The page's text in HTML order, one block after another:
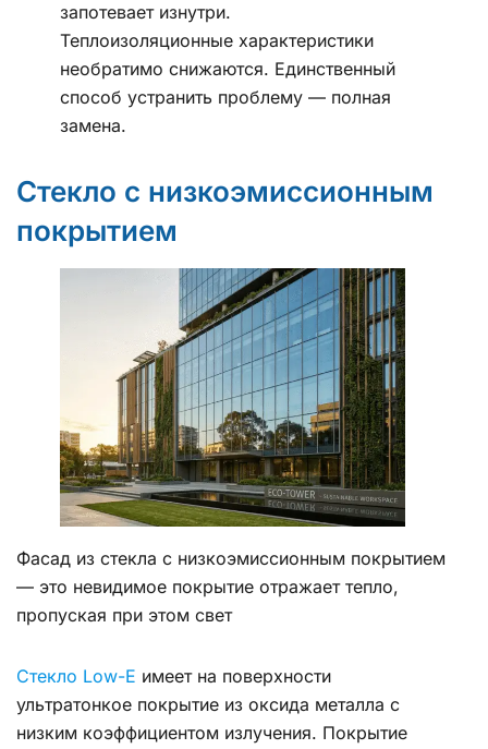
запотевает изнутри.
Теплоизоляционные характеристики
необратимо снижаются. Единственный
способ устранить проблему — полная
замена.
Стекло с низкоэмиссионным
покрытием
Фасад из стекла с низкоэмиссионным покрытием
— это невидимое покрытие отражает тепло,
пропуская при этом свет
Стекло Low-E имеет на поверхности
ультратонкое покрытие из оксида металла с
низким коэффициентом излучения. Покрытие